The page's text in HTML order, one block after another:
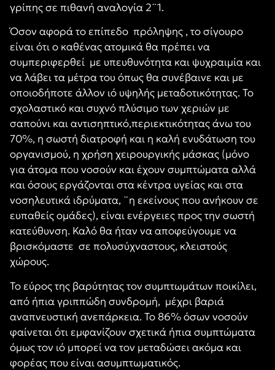
γρίπης σε πιθανή αναλογία 2¨1.
Όσον αφορά το επίπεδο πρόληψης , το σίγουρο
είναι ότι ο καθένας ατομικά θα πρέπει να
συμπεριφερθεί με υπευθυνότητα και ψυχραιμία και
να λάβει τα μέτρα του όπως θα συνέβαινε και με
οποιοδήποτε άλλον ιό υψηλής μεταδοτικότητας. Το
σχολαστικό και συχνό πλύσιμο των χεριών με
σαπούνι και αντισηπτικό,περιεκτικότητας άνω του
70%, η σωστή διατροφή και η καλή ενυδάτωση του
οργανισμού, η χρήση χειρουργικής μάσκας (μόνο
για άτομα που νοσούν και έχουν συμπτώματα αλλά
και όσους εργάζονται στα κέντρα υγείας και στα
νοσηλευτικά ιδρύματα, ¨η εκείνους που ανήκουν σε
ευπαθείς ομάδες), είναι ενέργειες προς την σωστή
κατεύθυνση. Καλό θα ήταν να αποφεύγουμε να
βρισκόμαστε σε πολυσύχναστους, κλειστούς
χώρους.
Το εύρος της βαρύτητας τον συμπτωμάτων ποικίλει,
από ήπια γριππώδη συνδρομή, μέχρι βαριά
αναπνευστική ανεπάρκεια. Το 86% όσων νοσούν
φαίνεται ότι εμφανίζουν σχετικά ήπια συμπτώματα
όμως τον ιό μπορεί να τον μεταδώσει ακόμα και
φορέας που είναι ασυμπτωματικός.